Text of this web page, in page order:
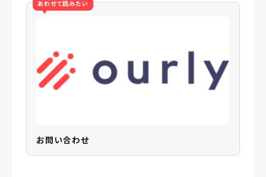
あわせて読みたい
お問い合わせ